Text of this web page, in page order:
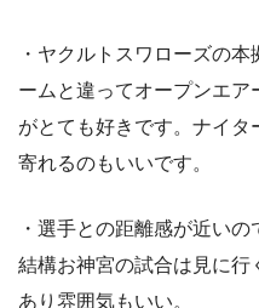
・ヤクルトスワローズの
ームと違ってオープンエ
がとても好きです。ナイタ
寄れるのもいいです。
・選手との距離感が近いの
結構お神宮の試合は見に行
あり雰囲気もいい。